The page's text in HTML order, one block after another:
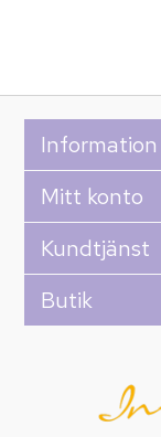
Information
Mitt konto
Kundtjänst
Butik